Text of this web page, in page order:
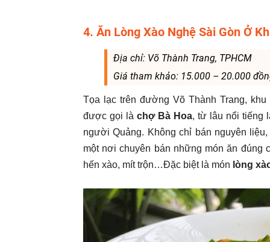
4. Ăn Lòng Xào Nghệ Sài Gòn Ở
Địa chỉ: Võ Thành Trang, TPHCM
Giá tham khảo: 15.000 – 20.000
Tọa lạc trên đường Võ Thành Trang,
được gọi là chợ Bà Hoa, từ lâu nổi tiếng
người Quảng. Không chỉ bán nguyên
một nơi chuyên bán những món ăn đúng
hến xào, mít trộn…Đặc biệt là món lòng